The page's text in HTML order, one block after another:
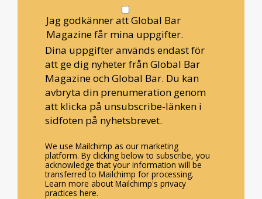
Jag godkänner att Global Bar
Magazine får mina uppgifter.
Dina uppgifter används endast för
att ge dig nyheter från Global Bar
Magazine och Global Bar. Du kan
avbryta din prenumeration genom
att klicka på unsubscribe-länken i
sidfoten på nyhetsbrevet.
We use Mailchimp as our marketing
platform. By clicking below to subscribe, you
acknowledge that your information will be
transferred to Mailchimp for processing.
Learn more about Mailchimp's privacy
practices here.